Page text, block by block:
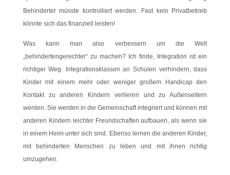
Behinderter müsste kontrolliert werden. Fast kein Privatbetrieb
könnte sich das finanziell leisten!
Was kann man also verbessern um die Welt
„behindertengerechter“ zu machen? Ich finde, Integration ist ein
richtiger Weg. Integrationsklassen an Schulen verhindern, dass
Kinder mit einem mehr oder weniger großem Handicap den
Kontakt zu anderen Kindern verlieren und zu Außenseitern
werden. Sie werden in die Gemeinschaft integriert und können mit
anderen Kindern leichter Freundschaften aufbauen, als wenn sie
in einem Heim unter sich sind. Ebenso lernen die anderen Kinder,
mit behinderten Menschen zu leben und mit ihnen richtig
umzugehen.